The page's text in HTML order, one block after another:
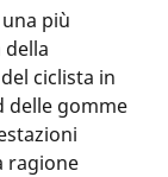
più
ciclista in
delle gomme
ragione